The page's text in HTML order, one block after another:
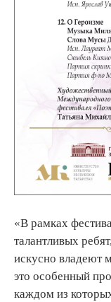
«В рамках
талантливых
искусно владеют
это особенный
каждом из